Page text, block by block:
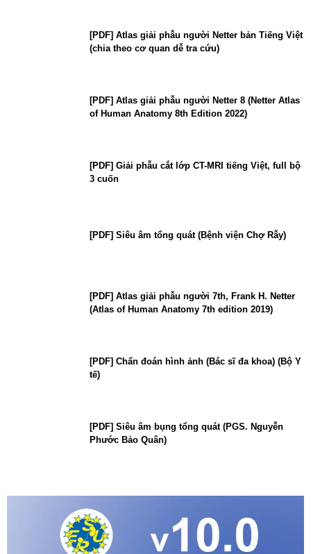
[PDF] Atlas giải phẫu người Netter bản Tiếng Việt
(chia theo cơ quan dễ tra cứu)
[PDF] Atlas giải phẫu người Netter 8 (Netter Atlas
of Human Anatomy 8th Edition 2022)
[PDF] Giải phẫu cắt lớp CT-MRI tiếng Việt, full bộ
3 cuốn
[PDF] Siêu âm tổng quát (Bệnh viện Chợ Rẫy)
[PDF] Atlas giải phẫu người 7th, Frank H. Netter
(Atlas of Human Anatomy 7th edition 2019)
[PDF] Chẩn đoán hình ảnh (Bác sĩ đa khoa) (Bộ Y
tế)
[PDF] Siêu âm bụng tổng quát (PGS. Nguyễn
Phước Bảo Quân)